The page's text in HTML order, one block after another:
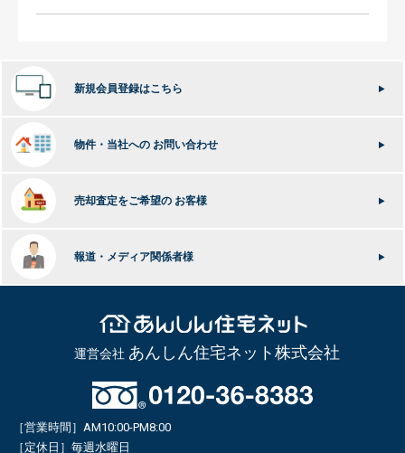
新規会員登録はこちら
物件・当社への お問い合わせ
売却査定をご希望の お客様
報道・メディア関係者様
運営会社 あんしん住宅ネット株式会社
［営業時間］AM10:00-PM8:00
［定休日］毎週水曜日